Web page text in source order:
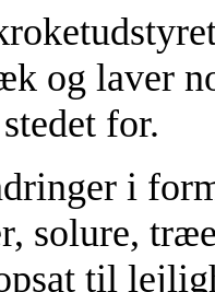
og laver
for.
i
solure,
til